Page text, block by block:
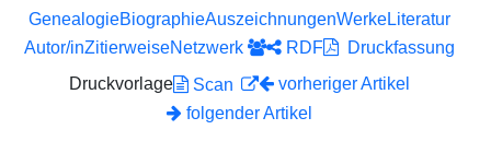
GenealogieBiographieAuszeichnungenWerkeLiteratur
Autor/inZitierweiseNetzwerk RDF
Druckfassung
Druckvorlage
Scan
vorheriger Artikel
folgender Artikel